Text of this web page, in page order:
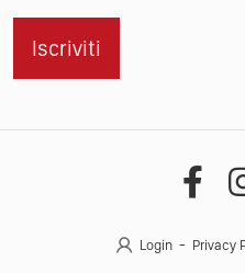
Iscriviti
Login Privacy